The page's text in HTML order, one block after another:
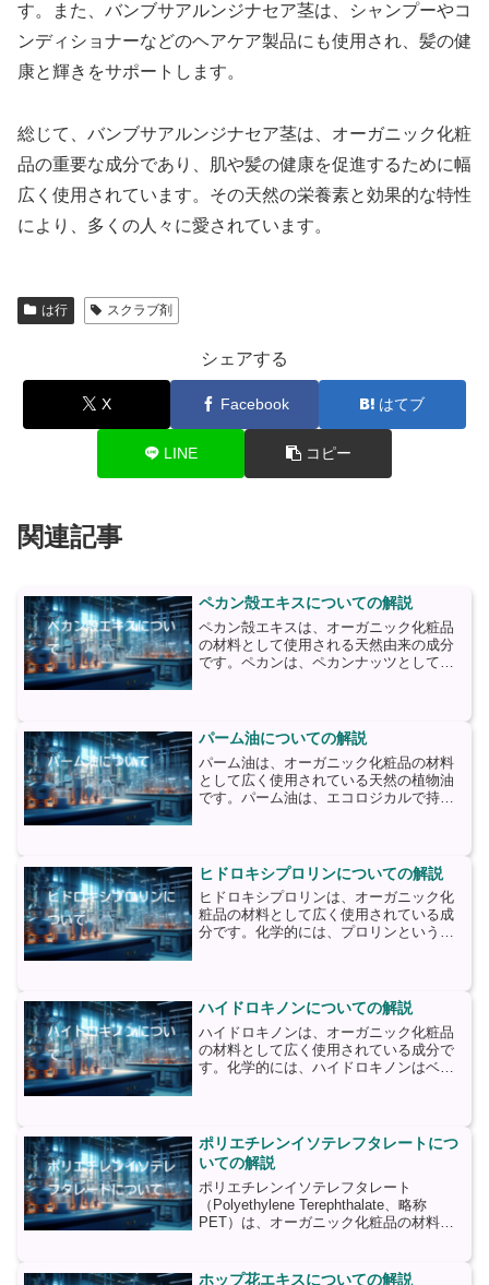
す。また、バンブサアルンジナセア茎は、シャンプーやコ
ンディショナーなどのヘアケア製品にも使用され、髪の健
康と輝きをサポートします。
総じて、バンブサアルンジナセア茎は、オーガニック化粧
品の重要な成分であり、肌や髪の健康を促進するために幅
広く使用されています。その天然の栄養素と効果的な特性
により、多くの人々に愛されています。
は行 スクラブ剤
シェアする
X Facebook はてブ
LINE コピー
関連記事
ペカン殻エキスについての解説
ペカン殻エキスは、オーガニック化粧品
の材料として使用される天然由来の成分
です。ペカンは、ペカンナッツとして知
含んでいます。ペカン殻エ...
パーム油についての解説
パーム油は、オーガニック化粧品の材料
として広く使用されている天然の植物油
です。パーム油は、エコロジカルで持続
点をもたらします。まず、...
ヒドロキシプロリンについての解説
ヒドロキシプロリンは、オーガニック化
粧品の材料として広く使用されている成
分です。化学的には、プロリンというア
安定化に重要な役割を果た...
ハイドロキノンについての解説
ハイドロキノンは、オーガニック化粧品
の材料として広く使用されている成分で
す。化学的には、ハイドロキノンはベン
作用で知られています...
ポリエチレンイソテレフタレートにつ
いての解説
ポリエチレンイソテレフタレート
（Polyethylene Terephthalate、略称
PET）は、オーガニック化粧品の材料と
チレングリコールを反応させて合成され
ホップ花エキスについての解説